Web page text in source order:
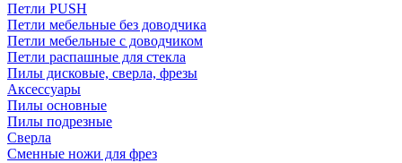
Петли PUSH
Петли мебельные без доводчика
Петли мебельные с доводчиком
Петли распашные для стекла
Пилы дисковые, сверла, фрезы
Аксессуары
Пилы основные
Пилы подрезные
Сверла
Сменные ножи для фрез